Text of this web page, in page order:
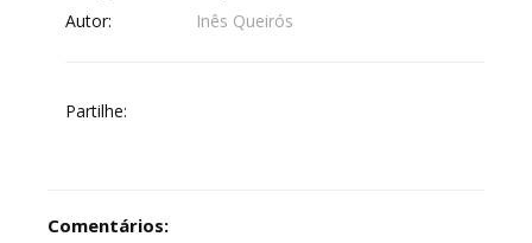
Autor:
Inês Queirós
Partilhe:
Comentários: